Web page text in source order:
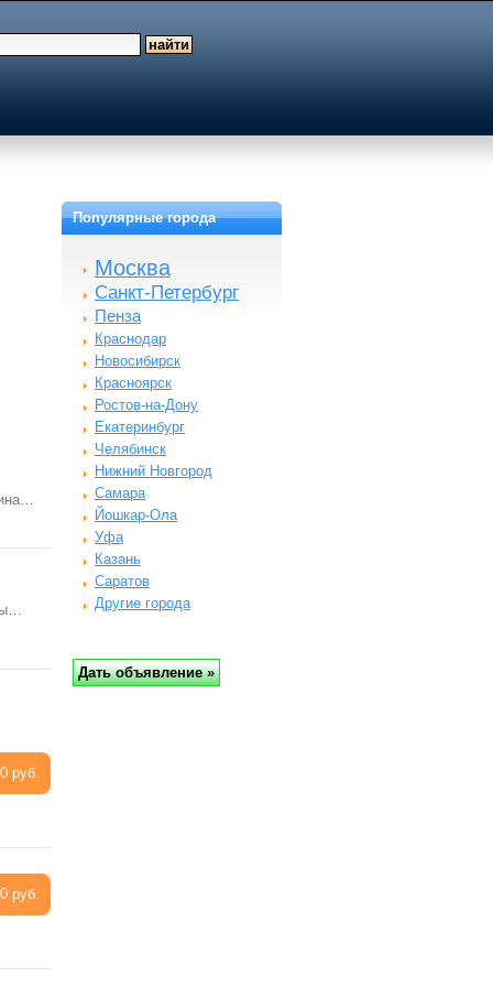
руб.
руб.
Популярные города
Москва
Санкт-Петербург
Пенза
Краснодар
Новосибирск
Красноярск
Ростов-на-Дону
Екатеринбург
Челябинск
Нижний Новгород
Самара
Йошкар-Ола
Уфа
Казань
Саратов
Другие города